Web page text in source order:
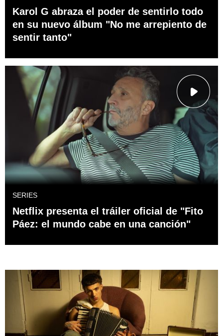
Karol G abraza el poder de sentirlo todo
en su nuevo álbum "No me arrepiento de
sentir tanto"
SERIES
Netflix presenta el tráiler oficial de "Fito
Páez: el mundo cabe en una canción"